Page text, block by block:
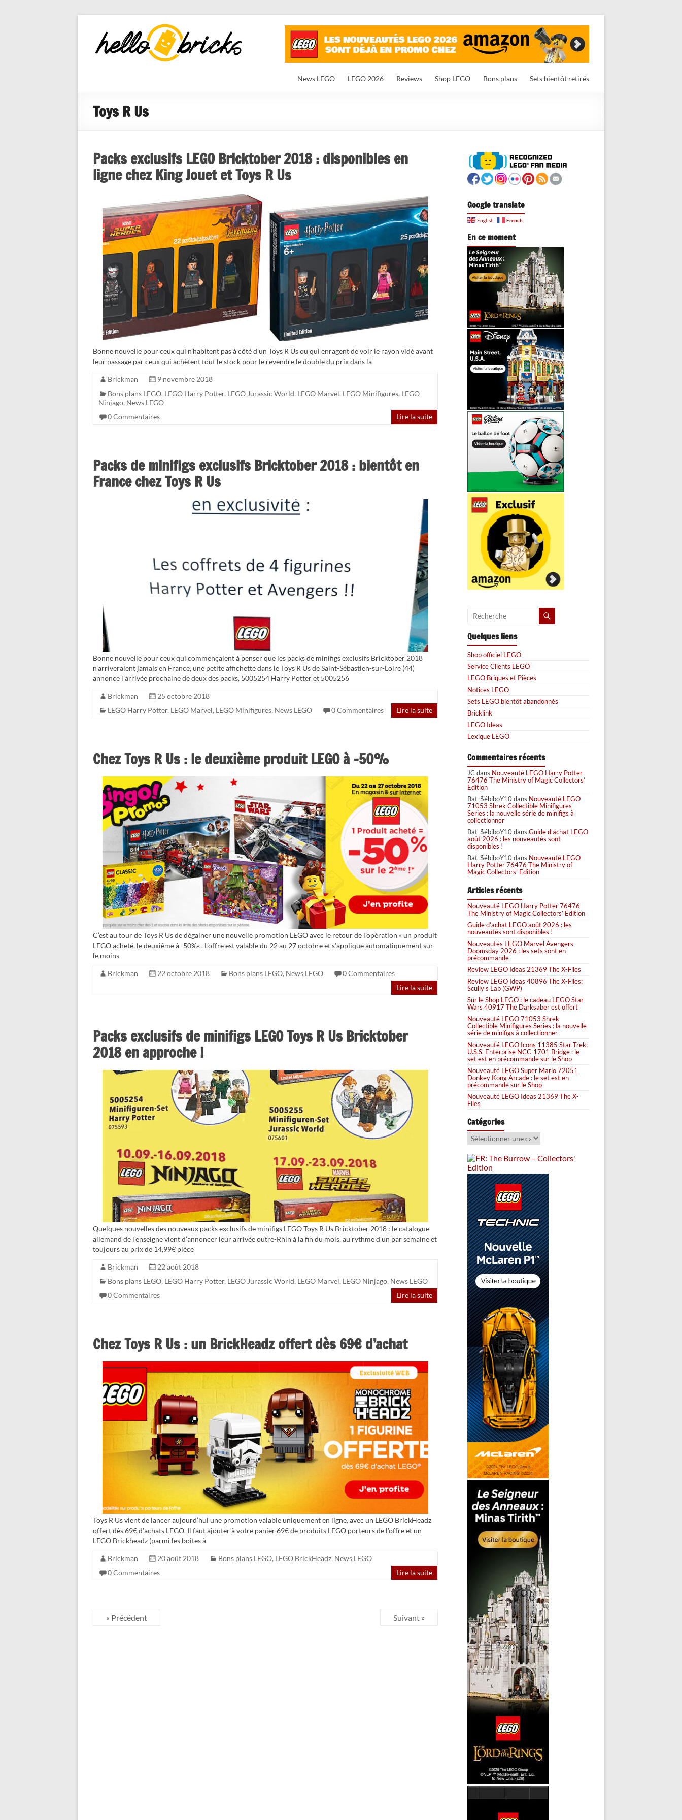
HelloBricks
Blog LEGO,
nouveaut�s
News LEGO LEGO 2026 Reviews Shop LEGO Bons plans Sets bientôt retirés
Toys R Us
Packs exclusifs LEGO Bricktober 2018 : disponibles en
ligne chez King Jouet et Toys R Us
Bonne nouvelle pour ceux qui n’habitent pas à côté d’un Toys R Us ou qui enragent de voir le rayon vidé avant
leur passage par ceux qui achètent tout le stock pour le revendre le double du prix dans la
Brickman
9 novembre 2018
Bons plans LEGO, LEGO Harry Potter, LEGO Jurassic World, LEGO Marvel, LEGO Minifigures, LEGO
Ninjago, News LEGO
0 Commentaires
Lire la suite
Packs de minifigs exclusifs Bricktober 2018 : bientôt en
France chez Toys R Us
Bonne nouvelle pour ceux qui commençaient à penser que les packs de minifigs exclusifs Bricktober 2018
n’arriveraient jamais en France, une petite affichette dans le Toys R Us de Saint-Sébastien-sur-Loire (44)
annonce l’arrivée prochaine de deux des packs, 5005254 Harry Potter et 5005256
Brickman
25 octobre 2018
LEGO Harry Potter, LEGO Marvel, LEGO Minifigures, News LEGO 0 Commentaires Lire la suite
Chez Toys R Us : le deuxième produit LEGO à -50%
C’est au tour de Toys R Us de dégainer une nouvelle promotion LEGO avec le retour de l’opération « un produit
LEGO acheté, le deuxième à -50%« . L’offre est valable du 22 au 27 octobre et s’applique automatiquement sur
le moins
Brickman 22 octobre 2018 Bons plans LEGO, News LEGO
0 Commentaires
Lire la suite
Packs exclusifs de minifigs LEGO Toys R Us Bricktober
2018 en approche !
Quelques nouvelles des nouveaux packs exclusifs de minifigs LEGO Toys R Us Bricktober 2018 : le catalogue
allemand de l’enseigne vient d’annoncer leur arrivée outre-Rhin à la fin du mois, au rythme d’un par semaine et
toujours au prix de 14,99€ pièce
Brickman
22 août 2018
Bons plans LEGO, LEGO Harry Potter, LEGO Jurassic World, LEGO Marvel, LEGO Ninjago, News LEGO
0 Commentaires
Lire la suite
Chez Toys R Us : un BrickHeadz offert dès 69€ d’achat
Toys R Us vient de lancer aujourd’hui une promotion valable uniquement en ligne, avec un LEGO BrickHeadz
offert dès 69€ d’achats LEGO. Il faut ajouter à votre panier 69€ de produits LEGO porteurs de l’offre et un
LEGO Brickheadz (parmi les boites à
Brickman 20 août 2018 Bons plans LEGO, LEGO BrickHeadz, News LEGO
0 Commentaires
Lire la suite
« Précédent Suivant »
Google translate
English French
En ce moment
Quelques liens
Shop officiel LEGO
Service Clients LEGO
LEGO Briques et Pièces
Notices LEGO
Sets LEGO bientôt abandonnés
Bricklink
LEGO Ideas
Lexique LEGO
Commentaires récents
JCdans Nouveauté LEGO Harry Potter
76476 The Ministry of Magic Collectors’
Edition
Bat-$ébiboY10dans Nouveauté LEGO
71053 Shrek Collectible Minifigures
Series : la nouvelle série de minifigs à
collectionner
Bat-$ébiboY10dans Guide d’achat LEGO
août 2026 : les nouveautés sont
disponibles !
Bat-$ébiboY10dans Nouveauté LEGO
Harry Potter 76476 The Ministry of
Magic Collectors’ Edition
Articles récents
Nouveauté LEGO Harry Potter 76476
The Ministry of Magic Collectors’ Edition
Guide d’achat LEGO août 2026 : les
nouveautés sont disponibles !
Nouveautés LEGO Marvel Avengers
Doomsday 2026 : les sets sont en
précommande
Review LEGO Ideas 21369 The X-Files
Review LEGO Ideas 40896 The X-Files:
Scully’s Lab (GWP)
Sur le Shop LEGO : le cadeau LEGO Star
Wars 40917 The Darksaber est offert
Nouveauté LEGO 71053 Shrek
Collectible Minifigures Series : la nouvelle
série de minifigs à collectionner
Nouveauté LEGO Icons 11385 Star Trek:
U.S.S. Enterprise NCC-1701 Bridge : le
set est en précommande sur le Shop
Nouveauté LEGO Super Mario 72051
Donkey Kong Arcade : le set est en
précommande sur le Shop
Nouveauté LEGO Ideas 21369 The X-
Files
Catégories
Catégories